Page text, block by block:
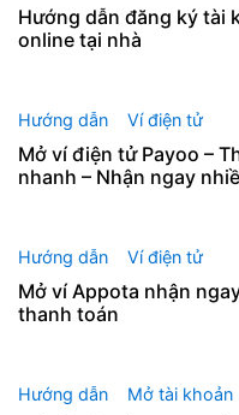
Hướng dẫn đăng ký tài
online tại nhà
Hướng dẫn Ví điện tử
Mở ví điện tử Payoo –
nhanh – Nhận ngay
Hướng dẫn Ví điện tử
Mở ví Appota nhận
thanh toán
Hướng dẫn Mở tài khoản